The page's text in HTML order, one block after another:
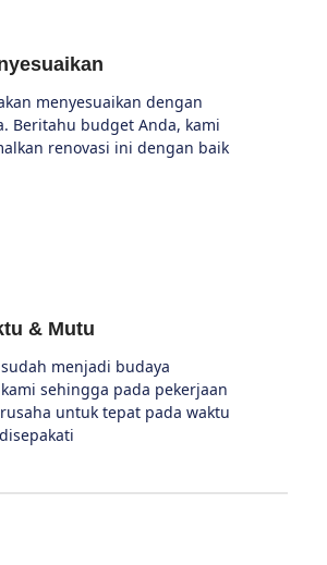
menyesuaikan dengan
Beritahu budget Anda, kami
renovasi ini dengan baik
& Mutu
menjadi budaya
sehingga pada pekerjaan
untuk tepat pada waktu